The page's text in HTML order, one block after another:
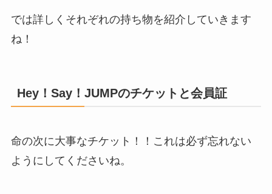
では詳しくそれぞれの持ち物を紹介していきます
ね！
Hey！Say！JUMPのチケットと会員証
命の次に大事なチケット！！これは必ず忘れない
ようにしてくださいね。